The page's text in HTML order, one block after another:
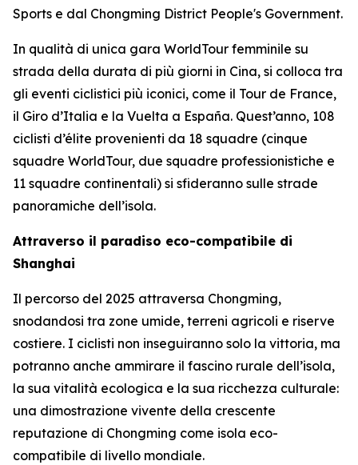
Sports e dal Chongming District People's Government.
In qualità di unica gara WorldTour femminile su
strada della durata di più giorni in Cina, si colloca tra
gli eventi ciclistici più iconici, come il Tour de France,
il Giro d’Italia e la Vuelta a España. Quest’anno, 108
ciclisti d’élite provenienti da 18 squadre (cinque
squadre WorldTour, due squadre professionistiche e
11 squadre continentali) si sfideranno sulle strade
panoramiche dell’isola.
Attraverso il paradiso eco-compatibile di
Shanghai
Il percorso del 2025 attraversa Chongming,
snodandosi tra zone umide, terreni agricoli e riserve
costiere. I ciclisti non inseguiranno solo la vittoria, ma
potranno anche ammirare il fascino rurale dell’isola,
la sua vitalità ecologica e la sua ricchezza culturale:
una dimostrazione vivente della crescente
reputazione di Chongming come isola eco-
compatibile di livello mondiale.